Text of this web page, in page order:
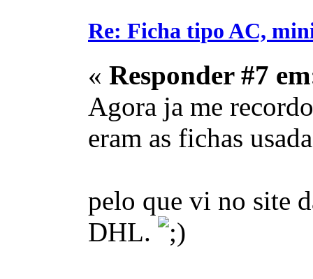
Re: Ficha tipo AC,
« Responder #7
Agora ja me
eram as fichas
pelo que vi no site
DHL.